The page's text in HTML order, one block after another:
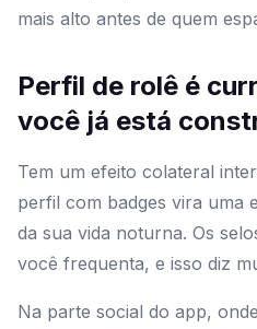
mais alto antes de quem
Perfil de rolê é
você já está
Tem um efeito colateral
perfil com badges vira uma
da sua vida noturna. Os
você frequenta, e isso diz
Na parte social do app,